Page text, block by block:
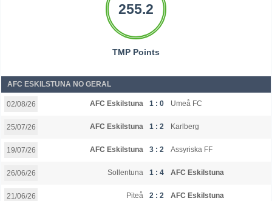
255.2
TMP Points
AFC ESKILSTUNA NO GERAL
02/08/26 AFC Eskilstuna 1 : 0 Umeå FC
25/07/26 AFC Eskilstuna 1 : 2 Karlberg
19/07/26 AFC Eskilstuna 3 : 2 Assyriska FF
26/06/26 Sollentuna 1 : 4 AFC Eskilstuna
21/06/26 Piteå 2 : 2 AFC Eskilstuna